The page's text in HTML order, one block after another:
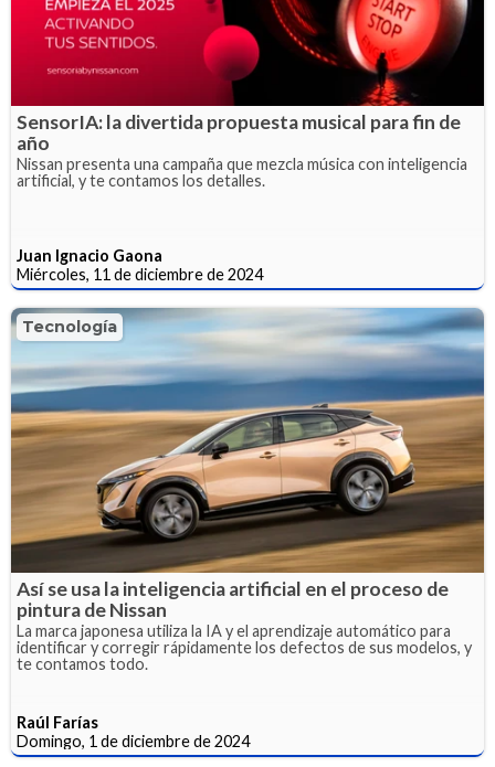
SensorIA: la divertida propuesta musical para fin de
año
Nissan presenta una campaña que mezcla música con inteligencia
artificial, y te contamos los detalles.
Juan Ignacio Gaona
Miércoles, 11 de diciembre de 2024
Tecnología
Así se usa la inteligencia artificial en el proceso de
pintura de Nissan
La marca japonesa utiliza la IA y el aprendizaje automático para
identificar y corregir rápidamente los defectos de sus modelos, y
te contamos todo.
Raúl Farías
Domingo, 1 de diciembre de 2024